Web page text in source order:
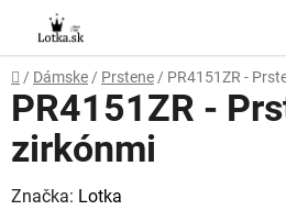
obsah
Domov
/ Dámske / Prstene / PR4151ZR -
PR4151ZR -
zirkónmi
Značka: Lotka